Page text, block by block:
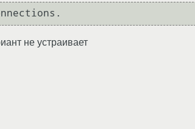
не устраивает